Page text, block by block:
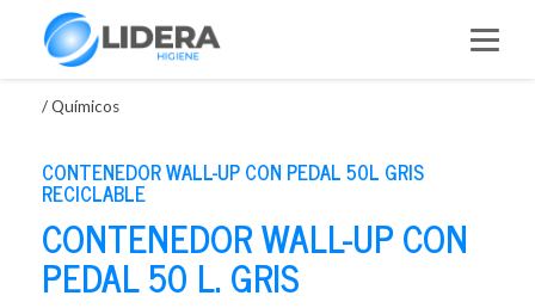
/Químicos
CONTENEDOR WALL-UP CON PEDAL 50L GRIS
RECICLABLE
CONTENEDOR WALL-UP CON
PEDAL 50 L. GRIS